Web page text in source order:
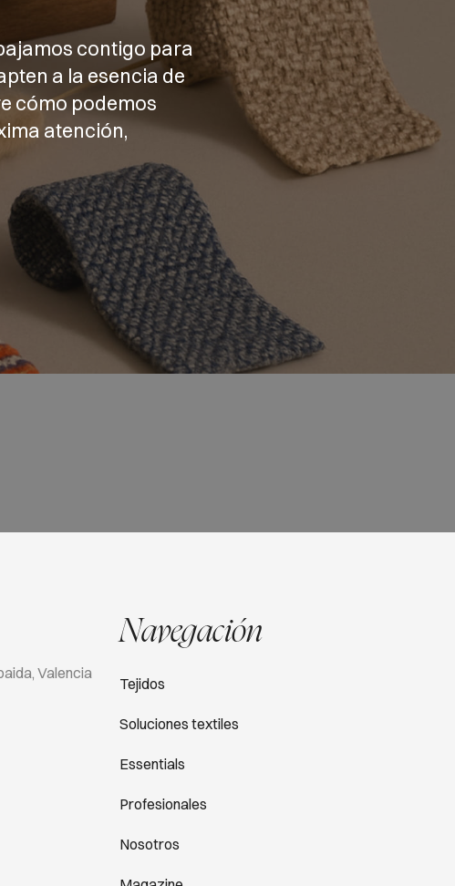
contigo para
a la esencia de
cómo podemos
atención,
Valencia
Navegación
Tejidos
Soluciones textiles
Essentials
Profesionales
Nosotros